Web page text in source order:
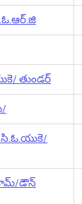
తుండర్
సి.ఓ.యుకె/
డౌన్